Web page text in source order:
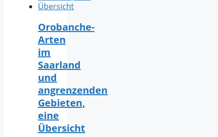
Orobanche-
Arten
im
Saarland
und
angrenzenden
Gebieten,
eine
Übersicht